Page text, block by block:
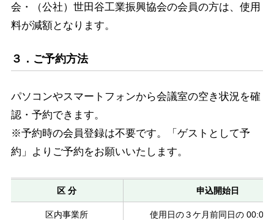
会・（公社）世田谷工業振興協会の会員の方は、使用
料が減額となります。
３．ご予約方法
パソコンやスマートフォンから会議室の空き状況を確
認・予約できます。
※予約時の会員登録は不要です。「ゲストとして予
約」よりご予約をお願いいたします。
区 分 申込開始日
区内事業所 使用日の３ケ月前同日の 00:00